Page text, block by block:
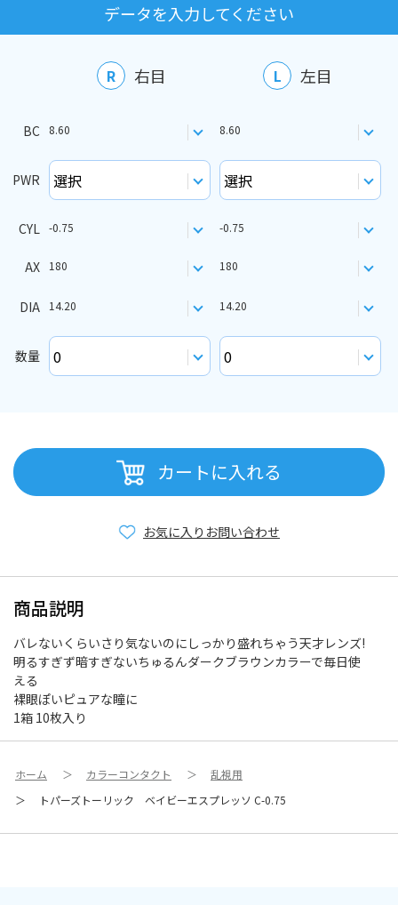
データを入力してください
R 右目 L 左目
BC 8.60 8.60
PWR
CYL -0.75 -0.75
AX 180 180
DIA 14.20 14.20
数量
カートに入れる
お問い合わせ
お気に入り
商品説明
バレないくらいさり気ないのにしっかり盛れちゃう天才レンズ!
明るすぎず暗すぎないちゅるんダークブラウンカラーで毎日使
える
裸眼ぽいピュアな瞳に
1箱 10枚入り
ホーム ＞ カラーコンタクト ＞
乱視用
＞
トパーズトーリック ベイビーエスプレッソ C-0.75